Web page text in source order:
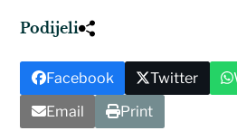
Podijeli
Facebook Twitter
Email
Print